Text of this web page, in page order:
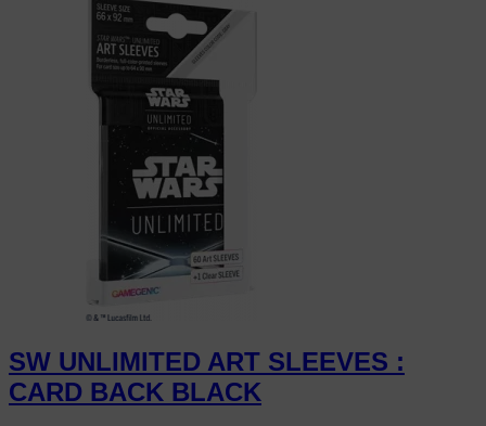
SW UNLIMITED ART SLEEVES :
CARD BACK BLACK